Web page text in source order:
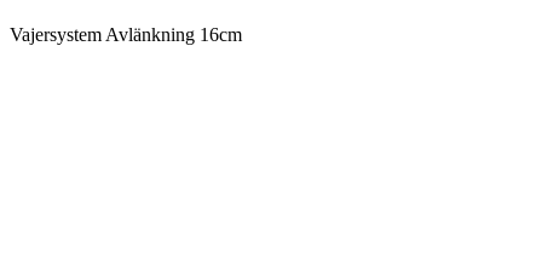
Vajersystem Avlänkning 16cm